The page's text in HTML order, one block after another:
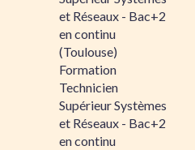
et Réseaux - Bac+2
en continu
(Toulouse)
Formation
Technicien
Supérieur Systèmes
et Réseaux - Bac+2
en continu